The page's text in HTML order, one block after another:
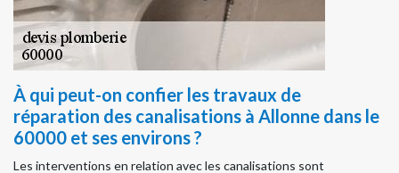
À qui peut-on confier les travaux de
réparation des canalisations à Allonne dans le
60000 et ses environs ?
Les interventions en relation avec les canalisations sont